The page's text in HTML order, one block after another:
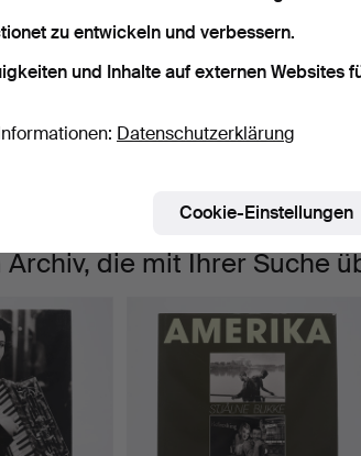
die mit Ihrer Suche
zu entwickeln und verbessern.
und Inhalte auf externen Websites
Datenschutzerklärung
Cookie-Einstellungen